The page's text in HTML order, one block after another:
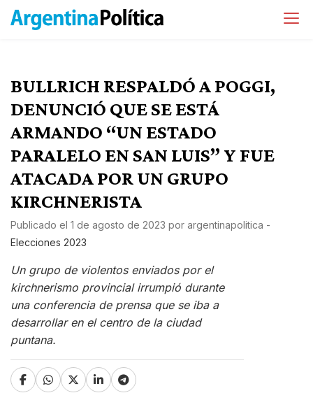
BULLRICH RESPALDÓ A POGGI,
DENUNCIÓ QUE SE ESTÁ
ARMANDO “UN ESTADO
PARALELO EN SAN LUIS” Y FUE
ATACADA POR UN GRUPO
KIRCHNERISTA
Publicado el 1 de agosto de 2023 por argentinapolitica -
Elecciones 2023
Un grupo de violentos enviados por el
kirchnerismo provincial irrumpió durante
una conferencia de prensa que se iba a
desarrollar en el centro de la ciudad
puntana.